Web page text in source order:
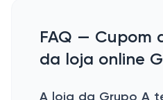
FAQ — Cupom
da loja online
A loja da Grupo A